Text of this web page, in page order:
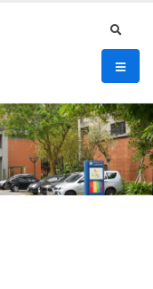
search
選單